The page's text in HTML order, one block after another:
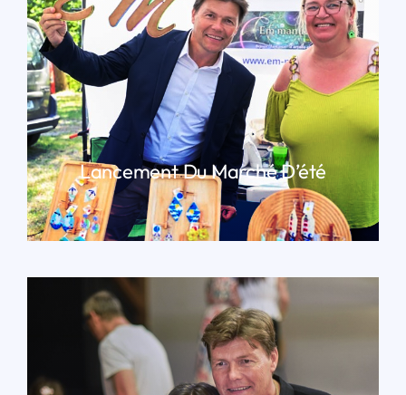
Lancement Du Marché D’été
LIRE PLUS